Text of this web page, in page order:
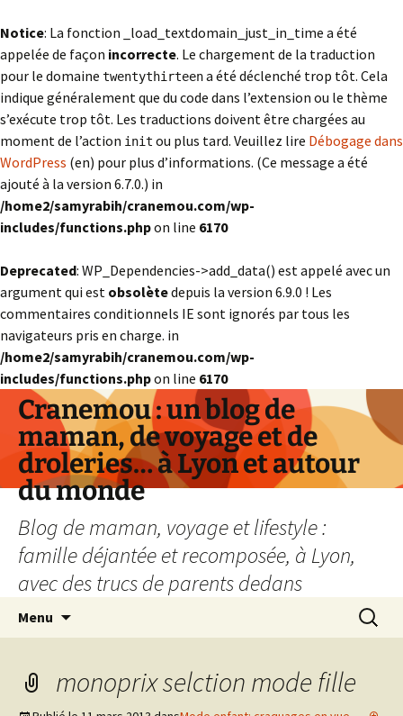
Notice: La fonction _load_textdomain_just_in_time a été
appelée de façon incorrecte. Le chargement de la traduction
pour le domaine twentythirteena été déclenché trop tôt. Cela
indique généralement que du code dans l’extension ou le thème
s’exécute trop tôt. Les traductions doivent être chargées au
moment de l’action init ou plus tard. Veuillez lire Débogage dans
WordPress (en) pour plus d’informations. (Ce message a été
ajouté à la version 6.7.0.) in
/home2/samyrabih/cranemou.com/wp-
includes/functions.phpon line 6170
Deprecated: WP_Dependencies->add_data() est appelé avec un
argument qui est obsolètedepuis la version 6.9.0 ! Les
commentaires conditionnels IE sont ignorés par tous les
navigateurs pris en charge. in
/home2/samyrabih/cranemou.com/wp-
includes/functions.phpon line 6170
Cranemou : un blog de
maman, de voyage et de
droleries… à Lyon et autour
du monde
Blog de maman, voyage et lifestyle :
famille déjantée et recomposée, à Lyon,
avec des trucs de parents dedans
Menu
monoprix selction mode fille